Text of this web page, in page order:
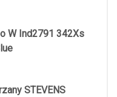
W Ind2791 342Xs
STEVENS